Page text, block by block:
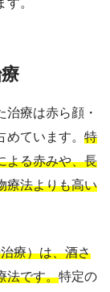
。
療は赤ら顔・
ています。 特
よる赤みや、長
療法よりも高い
療）は、酒さ
法です。特定の